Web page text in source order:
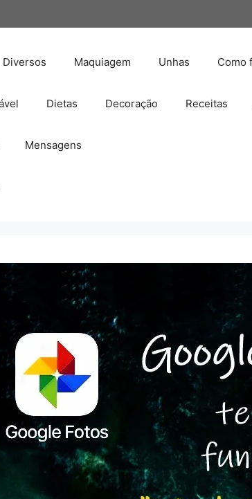
Diversos Maquiagem Unhas Como
Dietas Decoração Receitas
Mensagens